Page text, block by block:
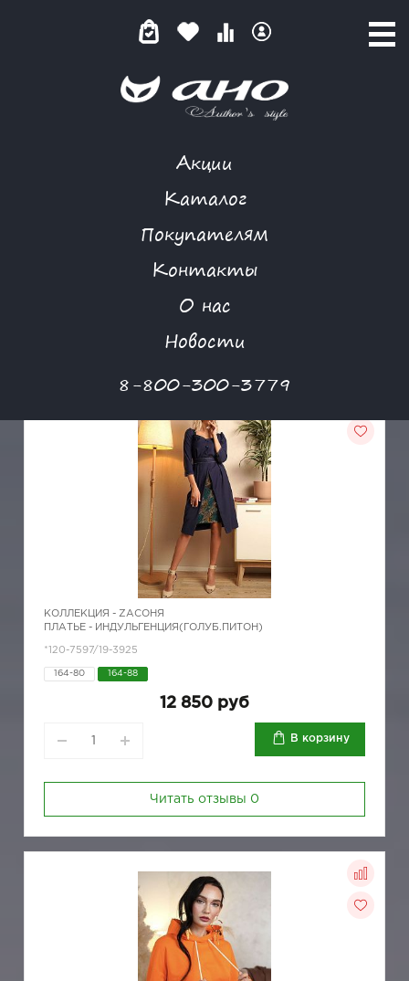
Акции
Каталог
Покупателям
Контакты
О нас
Новости
8-800-300-3779
КАТАЛОГ ТОВАРОВ
КОЛЛЕКЦИЯ - ZAСОНЯ
ПЛАТЬЕ - ИНДУЛЬГЕНЦИЯ(ГОЛУБ.ПИТОН)
*120-7597/19-3925
164-80 164-88
12 850 руб
В корзину
Читать отзывы 0